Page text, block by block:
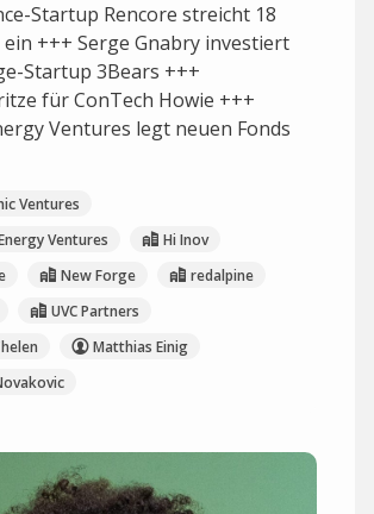
Startup Rencore streicht 18
+++ Serge Gnabry investiert
Startup 3Bears +++
für ConTech Howie +++
Ventures legt neuen Fonds
Ventures
Ventures
Hi Inov
New Forge
redalpine
UVC Partners
Matthias Einig